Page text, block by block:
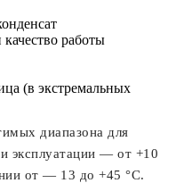
работы
(в экстремальных
диапазона для
эксплуатации — от +10
от — 13 до +45 °C.